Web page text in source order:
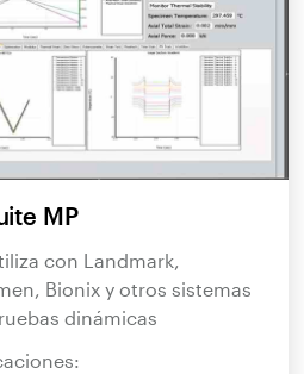
MP
con Landmark,
Bionix y otros sistemas
dinámicas